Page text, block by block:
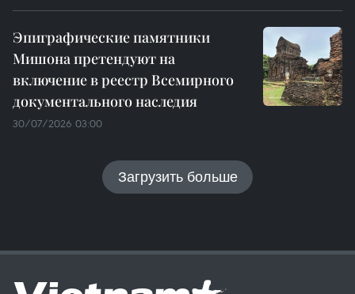
Эпиграфические памятники
Мишона претендуют на
включение в реестр Всемирного
документального наследия
30/07/2026 03:00
Загрузить больше